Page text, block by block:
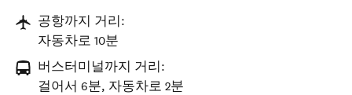
공항까지 거리:
자동차로 10분
버스터미널까지 거리:
걸어서 6분, 자동차로 2분